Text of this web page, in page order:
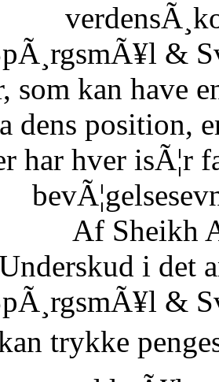
&
som kan have
dens position,
har hver isÃ¦r
Af Sheikh
i det
&
trykke